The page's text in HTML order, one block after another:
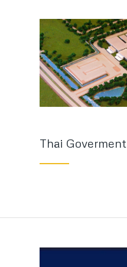
Thai Goverment